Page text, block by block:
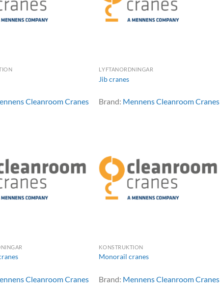
Cleanroom Cranes
LYFTANORDNINGAR
Jib cranes
Brand: Mennens Cleanroom Cranes
Cleanroom Cranes
KONSTRUKTION
Monorail cranes
Brand: Mennens Cleanroom Cranes